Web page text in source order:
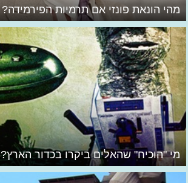
מהי הונאת פונזי אם תרמיות הפירמידה?
מי "הוכיח" שהאלים ביקרו בכדור הארץ?